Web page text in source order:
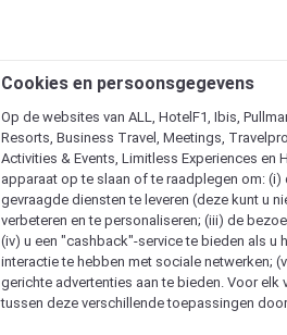
Cookies en persoonsgegevens
Op de websites van ALL, HotelF1, Ibis,
Resorts, Business Travel, Meetings,
Activities & Events, Limitless Experiences en
apparaat op te slaan of te raadplegen om:
gevraagde diensten te leveren (deze kunt u
verbeteren en te personaliseren; (iii) de
(iv) u een "cashback"-service te bieden als u
interactie te hebben met sociale netwerken;
gerichte advertenties aan te bieden. Voor
tussen deze verschillende toepassingen